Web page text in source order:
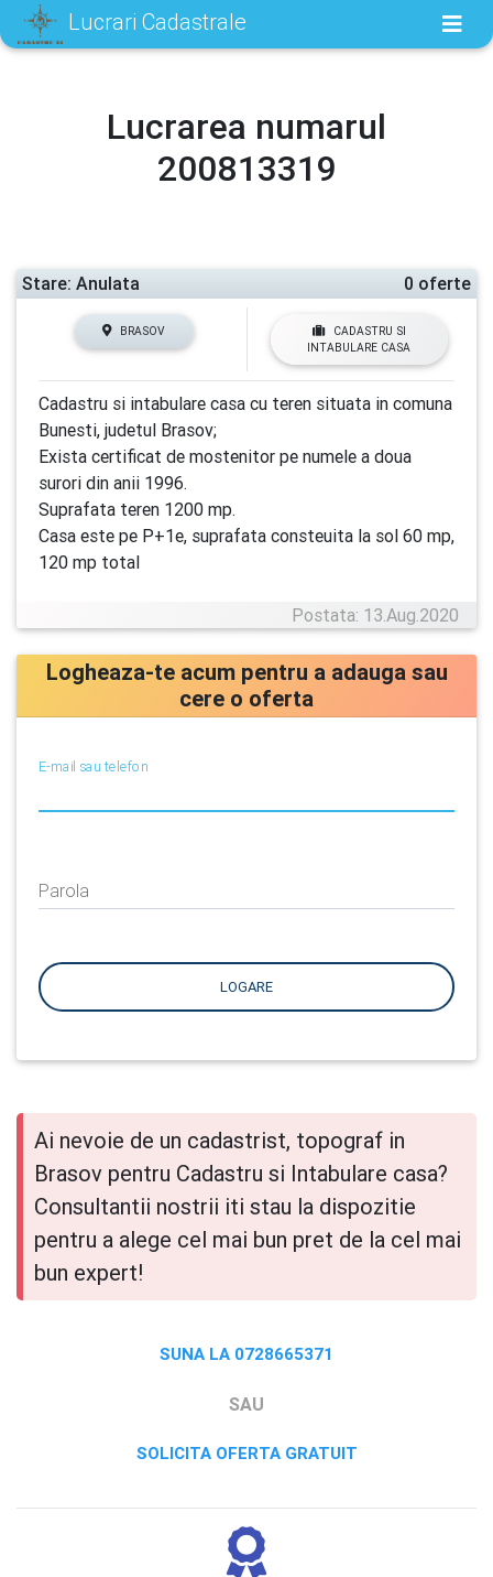
Lucrari Cadastrale
Lucrarea numarul
200813319
Stare: Anulata 0 oferte
BRASOV
CADASTRU SI
INTABULARE CASA
Cadastru si intabulare casa cu teren situata in comuna
Bunesti, judetul Brasov;
Exista certificat de mostenitor pe numele a doua
surori din anii 1996.
Suprafata teren 1200 mp.
Casa este pe P+1e, suprafata consteuita la sol 60 mp,
120 mp total
Postata: 13.Aug.2020
Logheaza-te acum pentru a adauga sau
cere o oferta
E-mail sau telefon
Parola
LOGARE
Ai nevoie de un cadastrist, topograf in
Brasov pentru Cadastru si Intabulare casa?
Consultantii nostrii iti stau la dispozitie
pentru a alege cel mai bun pret de la cel mai
bun expert!
SUNA LA 0728665371
SAU
SOLICITA OFERTA GRATUIT